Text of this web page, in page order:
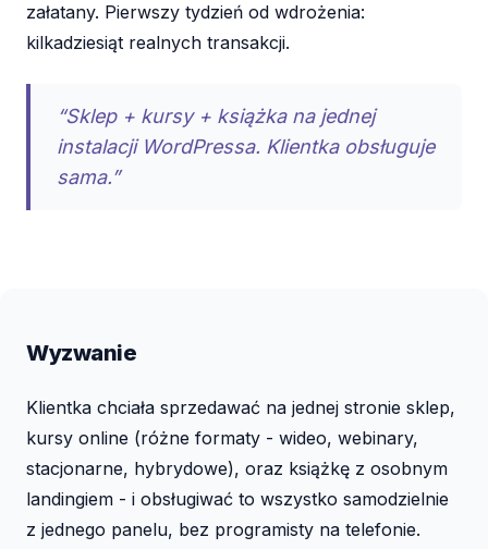
załatany. Pierwszy tydzień od wdrożenia:
kilkadziesiąt realnych transakcji.
“Sklep + kursy + książka na jednej
instalacji WordPressa. Klientka obsługuje
sama.”
Wyzwanie
Klientka chciała sprzedawać na jednej stronie sklep,
kursy online (różne formaty - wideo, webinary,
stacjonarne, hybrydowe), oraz książkę z osobnym
landingiem - i obsługiwać to wszystko samodzielnie
z jednego panelu, bez programisty na telefonie.